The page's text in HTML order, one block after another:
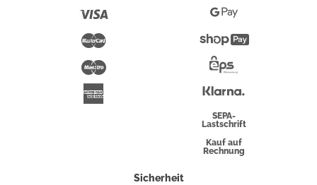
Maestro
Pay
Google
Pay
Überweisung
SEPA-
Lastschrift
Kauf auf
Rechnung
Sicherheit